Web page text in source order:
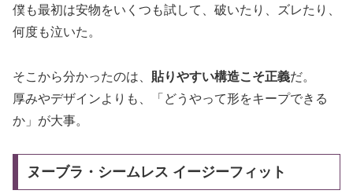
僕も最初は安物をいくつも試して、破いたり、ズレたり、
何度も泣いた。
そこから分かったのは、 貼りやすい構造こそ正義だ。
厚みやデザインよりも、「どうやって形をキープできる
か」が大事。
ヌーブラ・シームレス イージーフィット